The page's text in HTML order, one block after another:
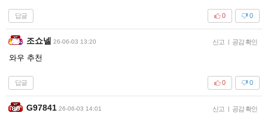
답글 0
0
조쇼넬 26-06-03 13:20 신고 | 공감 확인
와우 추천
답글 0
0
G97841 26-06-03 14:01 신고 | 공감 확인